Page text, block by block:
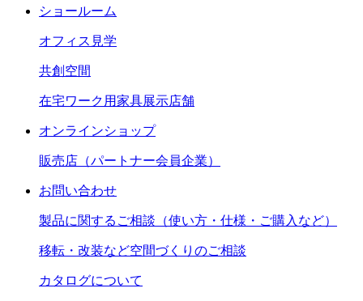
ショールーム
オフィス見学
共創空間
在宅ワーク用家具展示店舗
オンラインショップ
販売店（パートナー会員企業）
お問い合わせ
製品に関するご相談（使い方・仕様・ご購入など）
移転・改装など空間づくりのご相談
カタログについて